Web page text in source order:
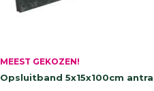
MEEST GEKOZEN!
Opsluitband 5x15x100cm